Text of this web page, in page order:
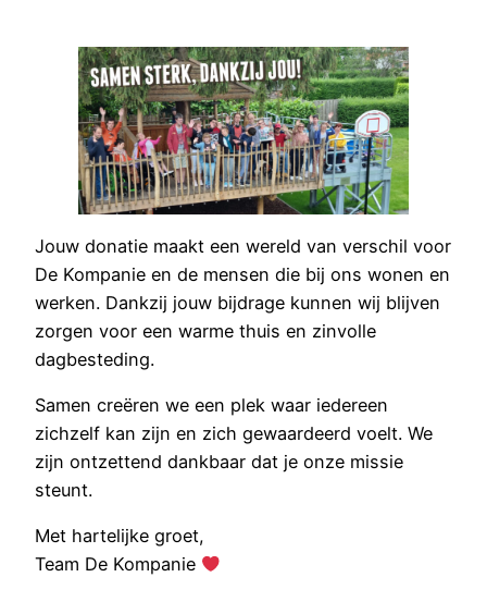
Jouw donatie maakt een wereld van verschil voor
De Kompanie en de mensen die bij ons wonen en
werken. Dankzij jouw bijdrage kunnen wij blijven
zorgen voor een warme thuis en zinvolle
dagbesteding.
Samen creëren we een plek waar iedereen
zichzelf kan zijn en zich gewaardeerd voelt. We
zijn ontzettend dankbaar dat je onze missie
steunt.
Met hartelijke groet,
Team De Kompanie